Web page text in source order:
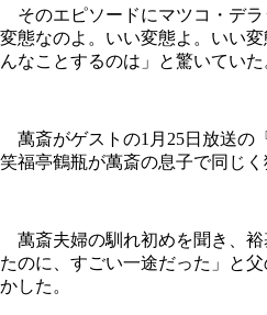
そのエピソードにマツコ・デ
変態なのよ。いい変態よ。いい
んなことするのは」と驚いていた
萬斎がゲストの1月25日放送の
笑福亭鶴瓶が萬斎の息子で同じく
萬斎夫婦の馴れ初めを聞き、
たのに、すごい一途だった」と
かした。